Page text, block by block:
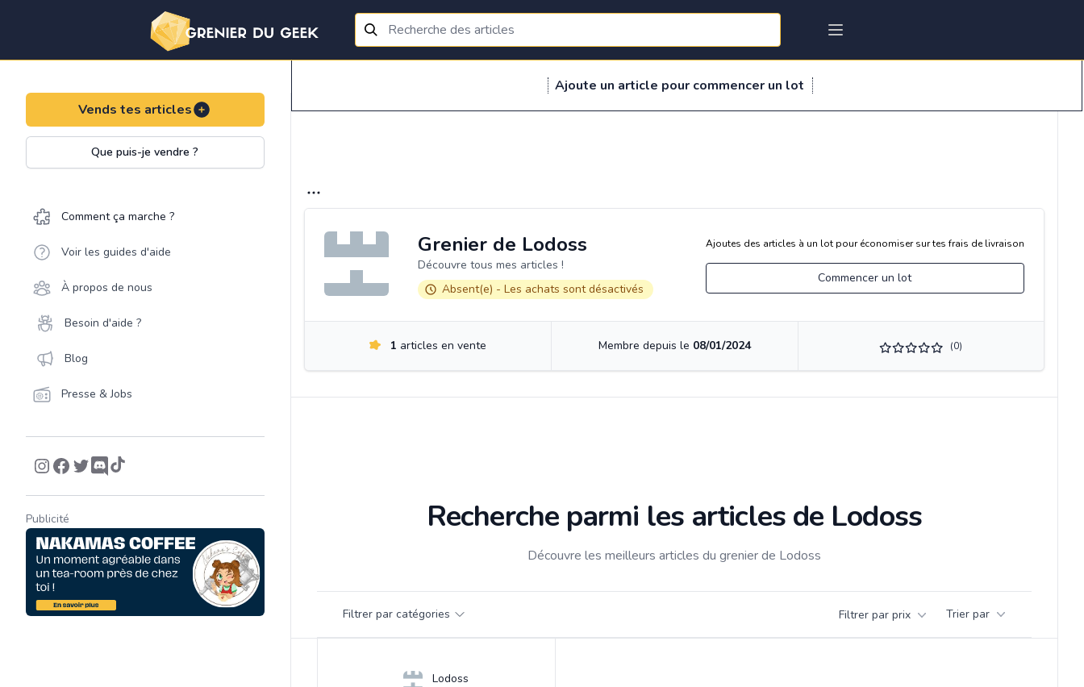
Vends tes articles
Que puis-je vendre ?
Comment ça marche ?
Voir les guides d'aide
À propos de nous
Besoin d'aide ?
Blog
Presse & Jobs
Publicité
Grenier de Lodoss
Découvre tous mes articles !
Absent(e) - Les achats sont désactivés
Ajoutes des articles à un lot pour économiser sur tes frais de livraison
Commencer un lot
1 articles en vente Membre depuis le 08/01/2024 (0)
Recherche parmi les articles de Lodoss
Découvre les meilleurs articles du grenier de Lodoss
Filtrer par catégories Filtrer par prix Trier par
Lodoss
Ajoute un article pour commencer un lot